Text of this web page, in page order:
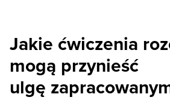
Jakie ćwiczenia
mogą przynieść
ulgę